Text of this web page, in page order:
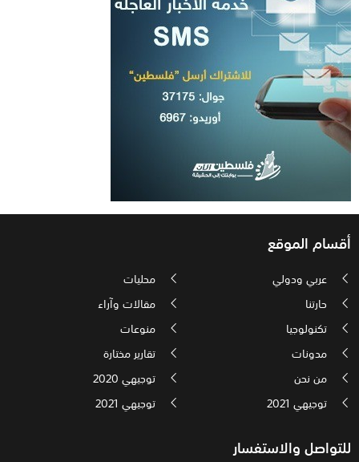
أقسام الموقع
عربي ودولي
محليات
حارتنا
مقالات وآراء
تكنولوجيا
منوعات
مدونات
تقارير مختارة
من نحن
توجيهي 2020
توجيهي 2021
توجيهي 2021
للتواصل والاستفسار